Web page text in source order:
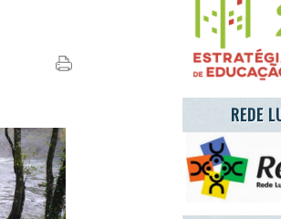
CENTRO COMUNITÁRIO DE
EDUCAÇÃO AMBIENTAL DA
ALDEIA DE MÓS